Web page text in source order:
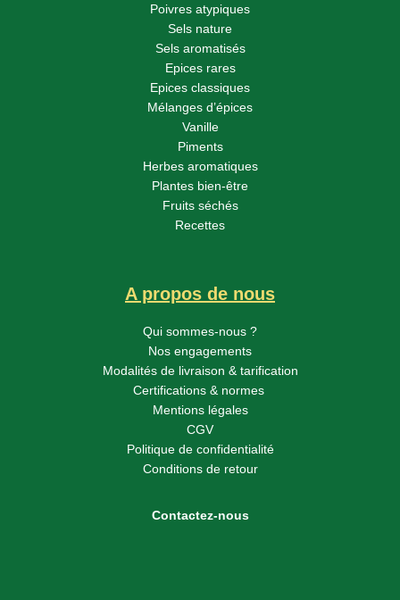
Poivres atypiques
Sels nature
Sels aromatisés
Epices rares
Epices classiques
Mélanges d’épices
Vanille
Piments
Herbes aromatiques
Plantes bien-être
Fruits séchés
Recettes
A propos de nous
Qui sommes-nous ?
Nos engagements
Modalités de livraison & tarification
Certifications & normes
Mentions légales
CGV
Politique de confidentialité
Conditions de retour
Contactez-nous